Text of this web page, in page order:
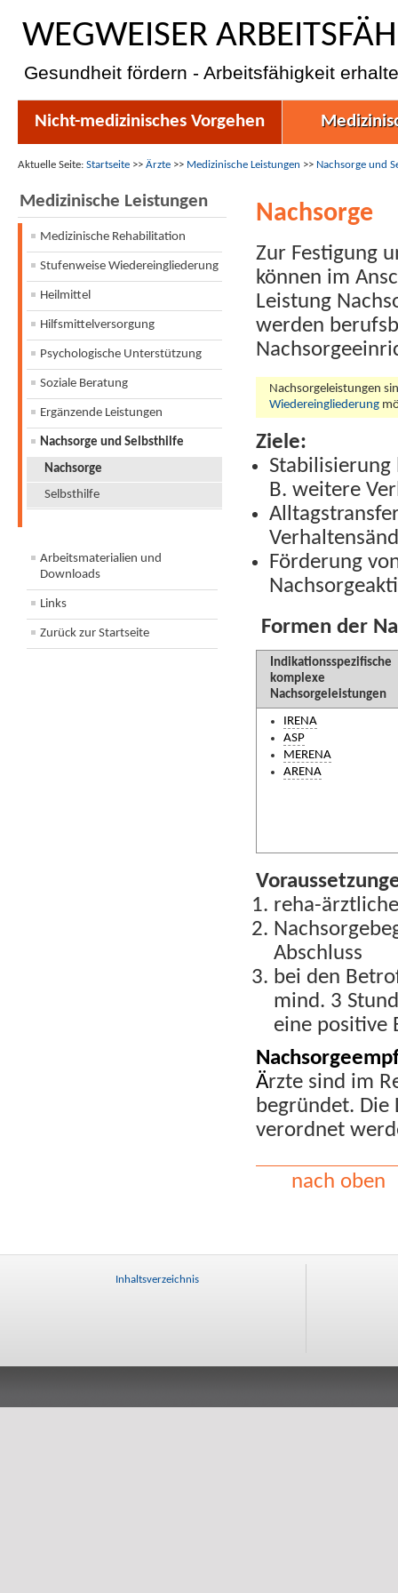
WEGWEISER
Gesundheit fördern - Arbeitsfähigkeit
Nicht-medizinisches Vorgehen
Aktuelle Seite: Startseite >> Ärzte >> Medizinische Leistungen >> Nachsorge und
Medizinische Leistungen
Medizinische Rehabilitation
Stufenweise Wiedereingliederung
Heilmittel
Hilfsmittelversorgung
Psychologische Unterstützung
Soziale Beratung
Ergänzende Leistungen
Nachsorge und Selbsthilfe
Nachsorge
Selbsthilfe
Arbeitsmaterialien und
Downloads
Links
Zurück zur Startseite
Nachsorge
Zur Festigung
können im
Leistung
werden
Nachsorgeleistungen
Wiedereingliederung
Ziele:
Stabilisierung
B. weitere
Förderung
Formen der
Indikationsspezifische
komplexe
Nachsorgeleistungen
IRENA
ASP
MERENA
ARENA
reha-
Abschluss
bei den
mind. 3
eine positive
Ärzte sind im
begründet. Die
verordnet
nach oben
Inhaltsverzeichnis